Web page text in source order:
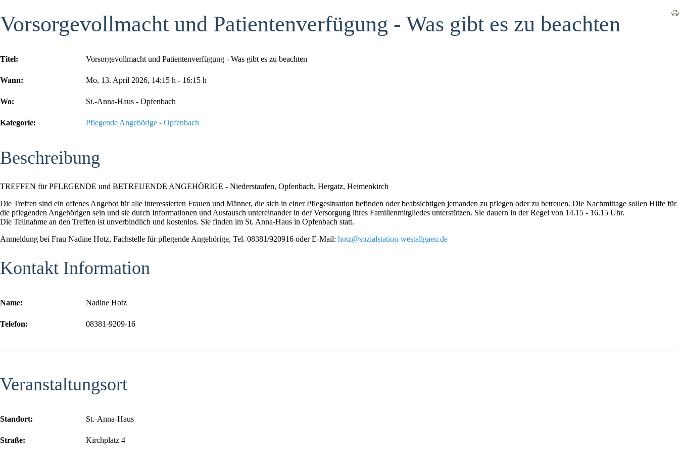
Vorsorgevollmacht und Patientenverfügung - Was gibt es zu beachten
Titel: Vorsorgevollmacht und Patientenverfügung - Was gibt es zu beachten
Wann: Mo, 13. April 2026, 14:15 h - 16:15 h
Wo: St.-Anna-Haus - Opfenbach
Kategorie: Pflegende Angehörige - Opfenbach
Beschreibung
TREFFEN für PFLEGENDE und BETREUENDE ANGEHÖRIGE - Niederstaufen, Opfenbach, Hergatz, Heimenkirch
Die Treffen sind ein offenes Angebot für alle interessierten Frauen und Männer, die sich in einer Pflegesituation befinden oder beabsichtigen jemanden zu pflegen oder zu betreuen. Die Nachmittage sollen Hilfe für
die pflegenden Angehörigen sein und sie durch Informationen und Austausch untereinander in der Versorgung ihres Familienmitgliedes unterstützen. Sie dauern in der Regel von 14.15 - 16.15 Uhr.
Die Teilnahme an den Treffen ist unverbindlich und kostenlos. Sie finden im St. Anna-Haus in Opfenbach statt.
Anmeldung bei Frau Nadine Hotz, Fachstelle für pflegende Angehörige, Tel. 08381/920916 oder E-Mail: hotz@sozialstation-westallgaeu.de
Kontakt Information
Name: Nadine Hotz
Telefon: 08381-9209-16
Veranstaltungsort
Standort: St.-Anna-Haus
Straße: Kirchplatz 4